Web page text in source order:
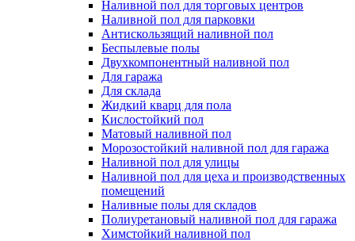
Наливной пол для торговых центров
Наливной пол для парковки
Антискользящий наливной пол
Беспылевые полы
Двухкомпонентный наливной пол
Для гаража
Для склада
Жидкий кварц для пола
Кислостойкий пол
Матовый наливной пол
Морозостойкий наливной пол для гаража
Наливной пол для улицы
Наливной пол для цеха и производственных
помещений
Наливные полы для складов
Полиуретановый наливной пол для гаража
Химстойкий наливной пол